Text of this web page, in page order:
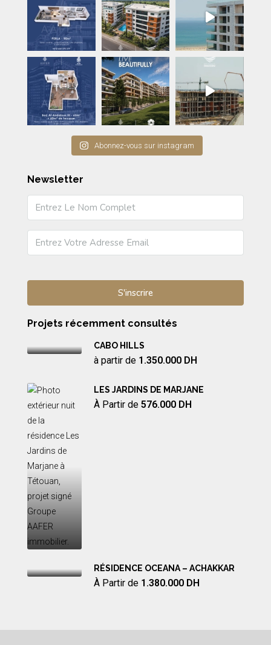
Abonnez-vous sur instagram
Newsletter
Projets récemment consultés
CABO HILLS
à partir de 1.350.000 DH
LES JARDINS DE MARJANE
À Partir de 576.000 DH
RÉSIDENCE OCEANA – ACHAKKAR
À Partir de 1.380.000 DH